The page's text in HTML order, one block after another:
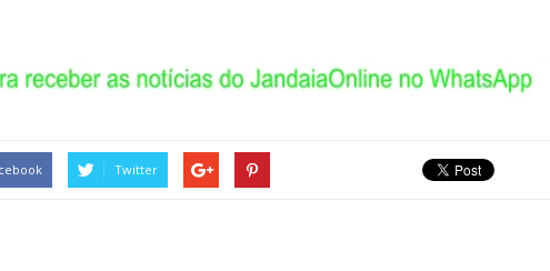
Twitter